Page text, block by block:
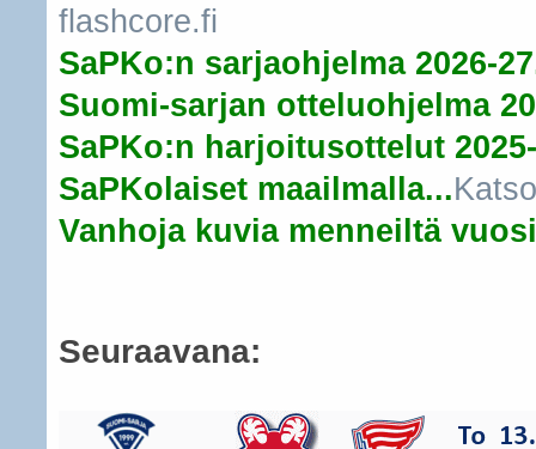
flashcore.fi
SaPKo:n sarjaohjelma 2026-
Suomi-sarjan otteluohjelma
SaPKo:n harjoitusottelut
SaPKolaiset maailmalla...
Vanhoja kuvia menneiltä
Seuraavana: